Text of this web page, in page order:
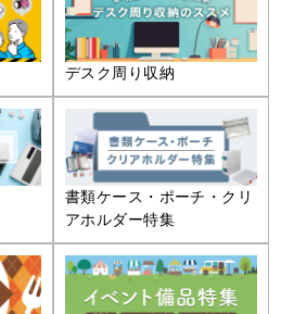
デスク周り収納
書類ケース・ポーチ・クリ
アホルダー特集